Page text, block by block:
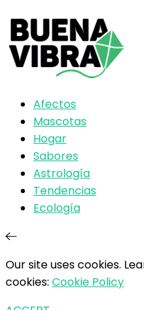
Afectos
Mascotas
Hogar
Sabores
Astrología
Tendencias
Ecología
Our site uses cookies.
cookies: Cookie Policy